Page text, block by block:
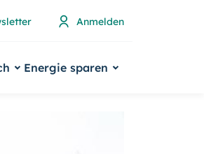
Anmelden
Energie sparen